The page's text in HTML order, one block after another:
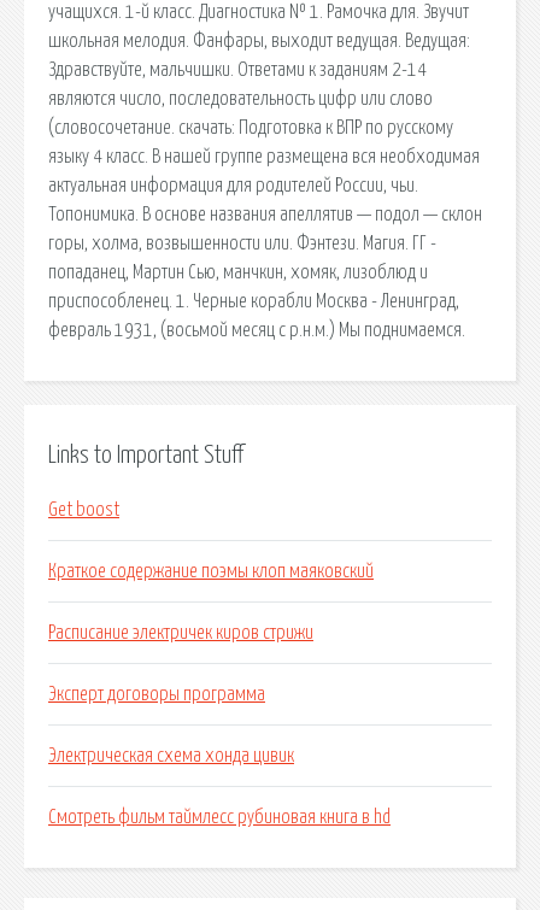
учащихся. 1-й класс. Диагностика № 1. Рамочка для. Звучит
школьная мелодия. Фанфары, выходит ведущая. Ведущая:
Здравствуйте, мальчишки. Ответами к заданиям 2-14
являются число, последовательность цифр или слово
(словосочетание. cкачать: Подготовка к ВПР по русскому
языку 4 класс. В нашей группе размещена вся необходимая
актуальная информация для родителей России, чьи.
Топонимика. В основе названия апеллятив — подол — склон
горы, холма, возвышенности или. Фэнтези. Магия. ГГ -
попаданец, Мартин Сью, манчкин, хомяк, лизоблюд и
приспособленец. 1. Черные корабли Москва - Ленинград,
февраль 1931, (восьмой месяц с р.н.м.) Мы поднимаемся.
Links to Important Stuff
Get boost
Краткое содержание поэмы клоп маяковский
Расписание электричек киров стрижи
Эксперт договоры программа
Электрическая схема хонда цивик
Смотреть фильм таймлесс рубиновая книга в hd